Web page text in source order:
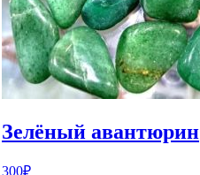
Зелёный авантюрин
300₽